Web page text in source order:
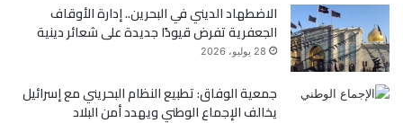
الاضطهاد الديني في البحرين.. إدارة الأوقاف
الجعفرية تفرض قيودًا جديدة على شعائر دينية
28 يوليو، 2026
جمعية الوفاق: تطبيع النظام البحريني مع إسرائيل
يخالف الإجماع الوطني ويهدد أمن البلاد